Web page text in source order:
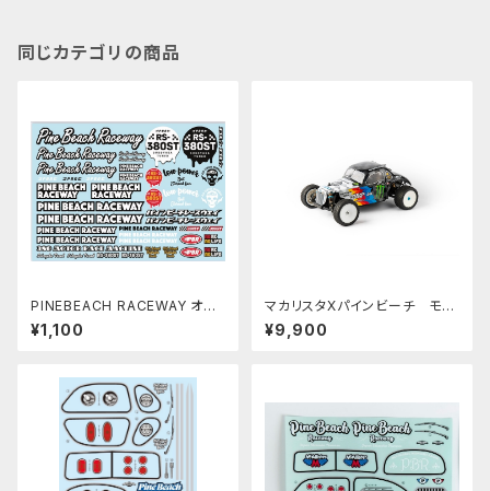
同じカテゴリの商品
PINEBEACH RACEWAY オリ
ジナルデカールSUKOYAKA P
BRW071
¥1,100
マカリスタXパインビーチ モデ
ィファイドクーペボディ ステッカ
ーセット ケース無し
¥9,900